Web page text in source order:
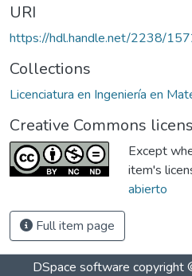
URI
https://hdl.handle.net/2238/
Collections
Licenciatura en Ingeniería en
Creative Commons
Except
item's
abierto
Full item page
DSpace software